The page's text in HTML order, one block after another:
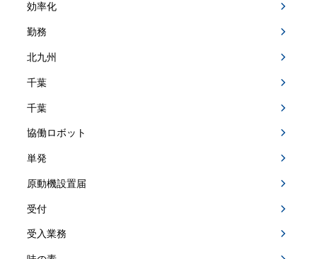
効率化
勤務
北九州
千葉
千葉
協働ロボット
単発
原動機設置届
受付
受入業務